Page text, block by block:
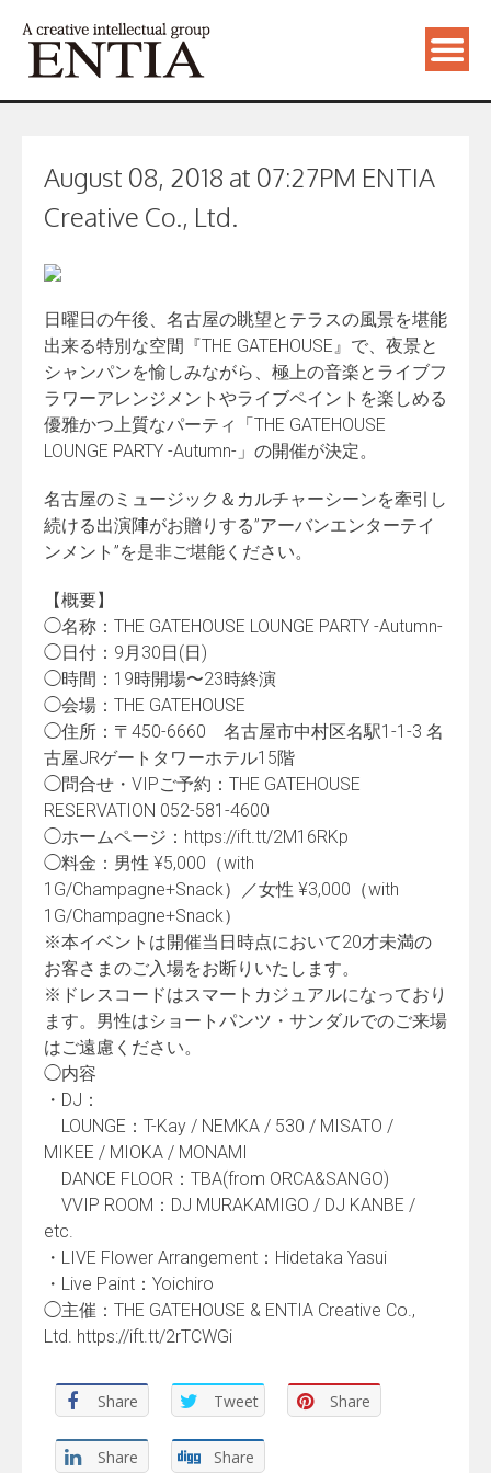
August 08, 2018 at 07:27PM ENTIA
Creative Co., Ltd.
日曜日の午後、名古屋の眺望とテラスの風景を堪能
出来る特別な空間『THE GATEHOUSE』で、夜景と
シャンパンを愉しみながら、極上の音楽とライブフ
ラワーアレンジメントやライブペイントを楽しめる
優雅かつ上質なパーティ「THE GATEHOUSE
LOUNGE PARTY -Autumn-」の開催が決定。
名古屋のミュージック＆カルチャーシーンを牽引し
続ける出演陣がお贈りする”アーバンエンターテイ
ンメント”を是非ご堪能ください。
【概要】
◯名称：THE GATEHOUSE LOUNGE PARTY -Autumn-
◯日付：9月30日(日)
◯時間：19時開場〜23時終演
◯会場：THE GATEHOUSE
◯住所：〒450-6660 名古屋市中村区名駅1-1-3 名
古屋JRゲートタワーホテル15階
◯問合せ・VIPご予約：THE GATEHOUSE
RESERVATION 052-581-4600
◯ホームページ：https://ift.tt/2M16RKp
◯料金：男性 ¥5,000（with
1G/Champagne+Snack）／女性 ¥3,000（with
1G/Champagne+Snack）
※本イベントは開催当日時点において20才未満の
お客さまのご入場をお断りいたします。
※ドレスコードはスマートカジュアルになっており
ます。男性はショートパンツ・サンダルでのご来場
はご遠慮ください。
◯内容
・DJ：
LOUNGE：T-Kay / NEMKA / 530 / MISATO /
MIKEE / MIOKA / MONAMI
DANCE FLOOR：TBA(from ORCA&SANGO)
VVIP ROOM：DJ MURAKAMIGO / DJ KANBE /
etc.
・LIVE Flower Arrangement：Hidetaka Yasui
・Live Paint：Yoichiro
◯主催：THE GATEHOUSE & ENTIA Creative Co.,
Ltd. https://ift.tt/2rTCWGi
Share Tweet Share
Share Share